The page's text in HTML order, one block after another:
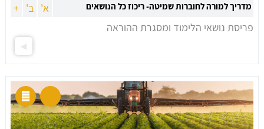
מדריך למורה לחוברות שמיטה- ריכוז כל הנושאים א' ב' +
פריסת נושאי הלימוד ומסגרת ההוראה